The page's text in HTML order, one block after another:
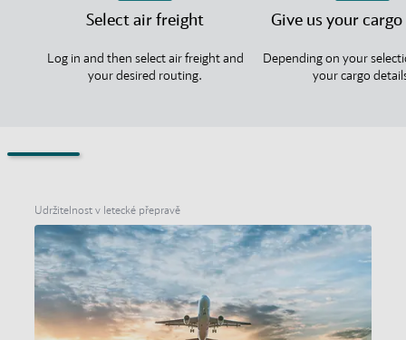
Select air freight
Log in and then select air freight and
your desired routing.
Give us your
Depending on your
your cargo
Udržitelnost v letecké přepravě